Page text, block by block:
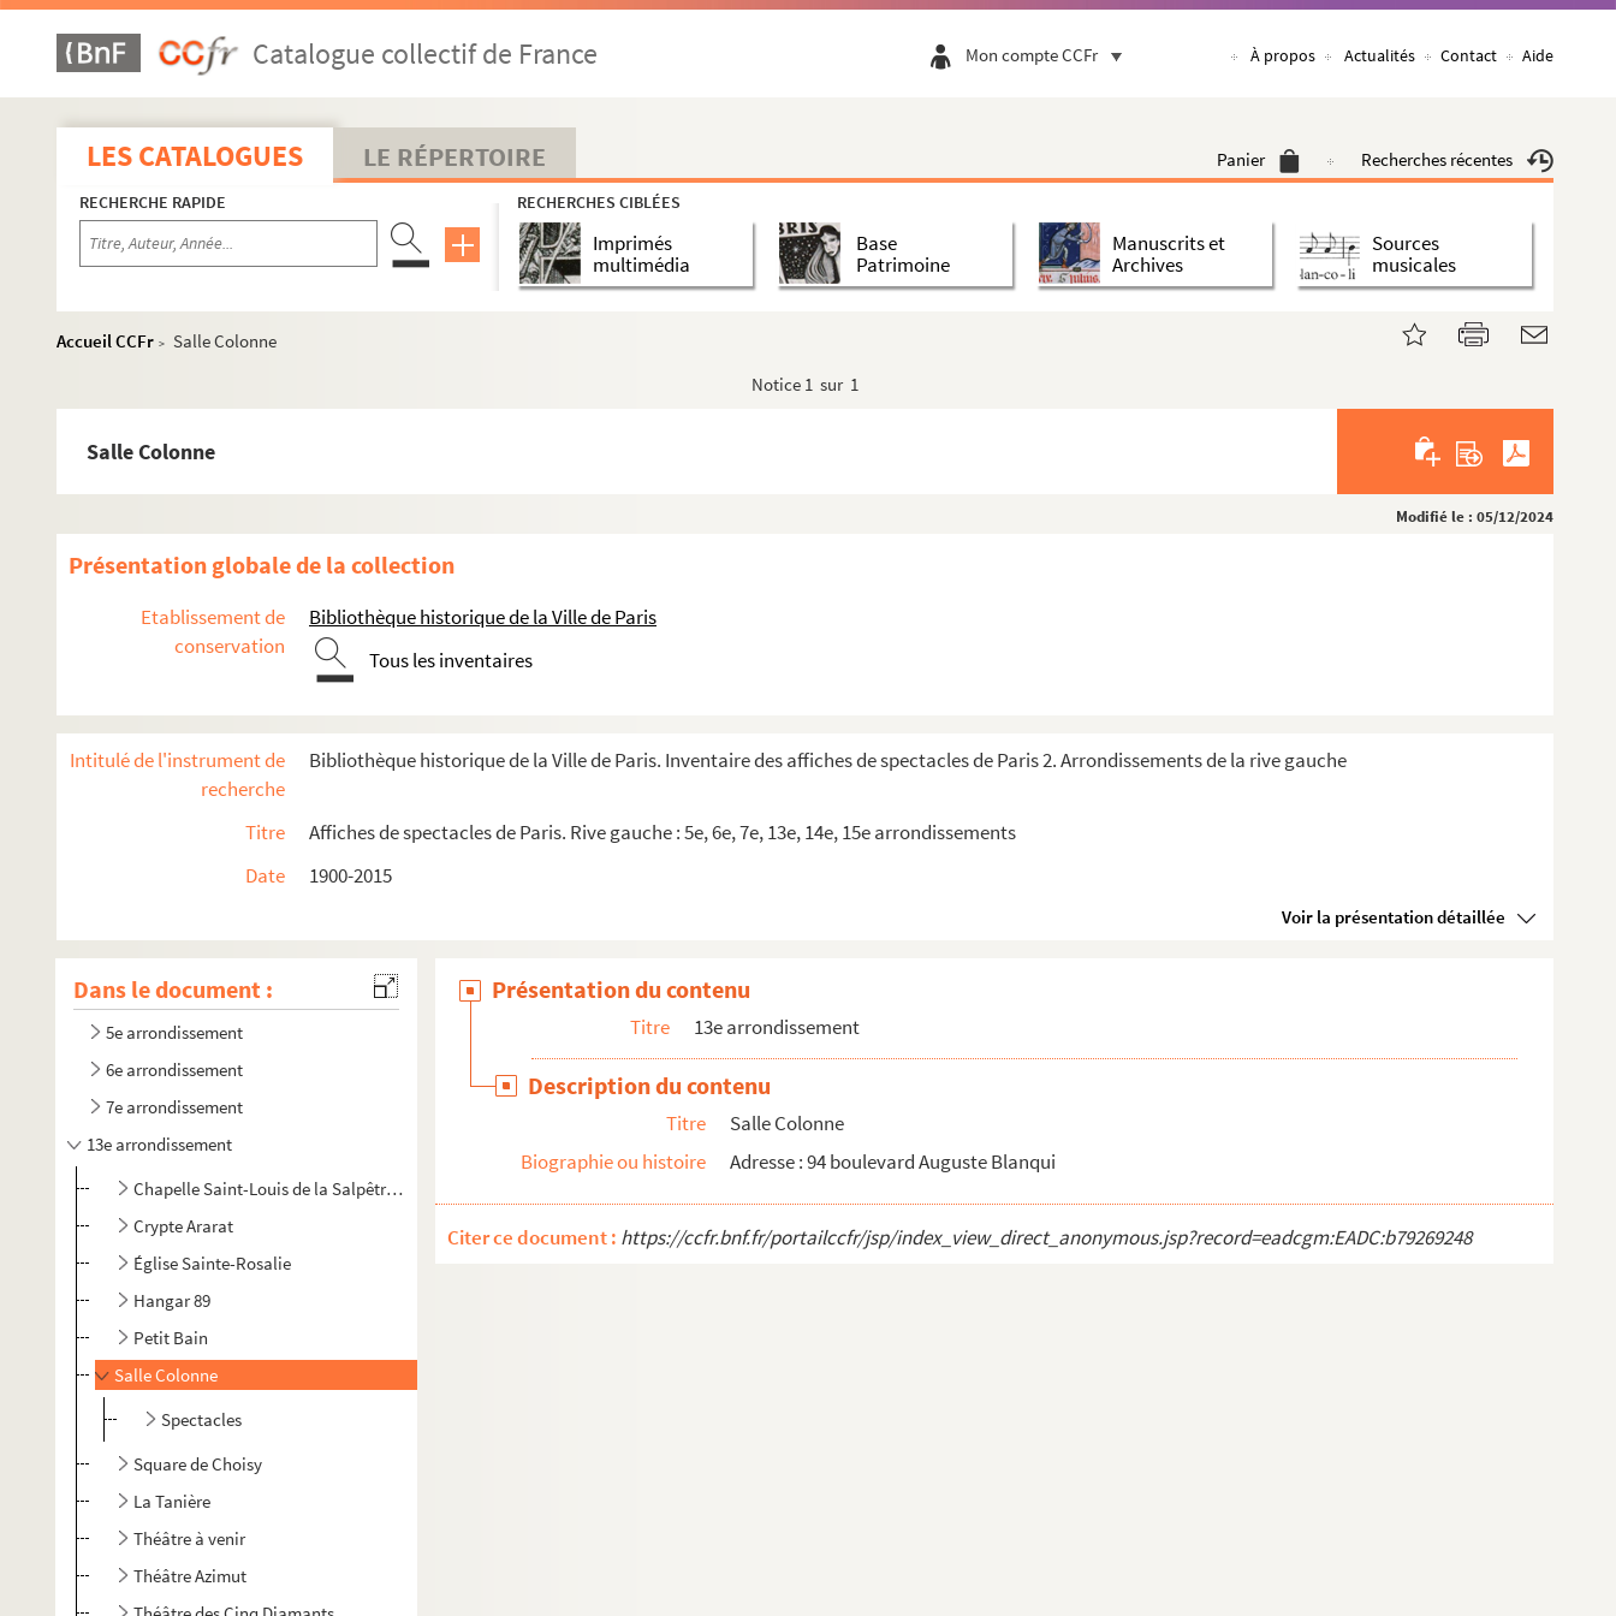
Catalogue collectif de France Mon compte CCFr À propos Actualités Contact Aide
LES CATALOGUES LE RÉPERTOIRE Panier Recherches récentes
RECHERCHE RAPIDE RECHERCHES CIBLÉES
Imprimés
multimédia
Base
Patrimoine
Manuscrits et
Archives
Sources
musicales
Accueil CCFr > Salle Colonne
Notice 1 sur 1
Salle Colonne
Modifié le : 05/12/2024
Présentation globale de la collection
Etablissement de
conservation
Bibliothèque historique de la Ville de Paris
Tous les inventaires
Intitulé de l'instrument de
recherche
Bibliothèque historique de la Ville de Paris. Inventaire des affiches de spectacles de Paris 2. Arrondissements de la rive gauche
Titre
Affiches de spectacles de Paris. Rive gauche : 5e, 6e, 7e, 13e, 14e, 15e arrondissements
Date
1900-2015
Voir la présentation détaillée
Dans le document :
5e arrondissement
6e arrondissement
7e arrondissement
13e arrondissement
Chapelle Saint-Louis de la Salpêtrière
Crypte Ararat
Église Sainte-Rosalie
Hangar 89
Petit Bain
Salle Colonne
Spectacles
Square de Choisy
La Tanière
Théâtre à venir
Théâtre Azimut
Présentation du contenu
Titre 13e arrondissement
Description du contenu
Titre
Salle Colonne
Biographie ou histoire
Adresse : 94 boulevard Auguste Blanqui
Citer ce document : https://ccfr.bnf.fr/portailccfr/jsp/index_view_direct_anonymous.jsp?record=eadcgm:EADC:b79269248